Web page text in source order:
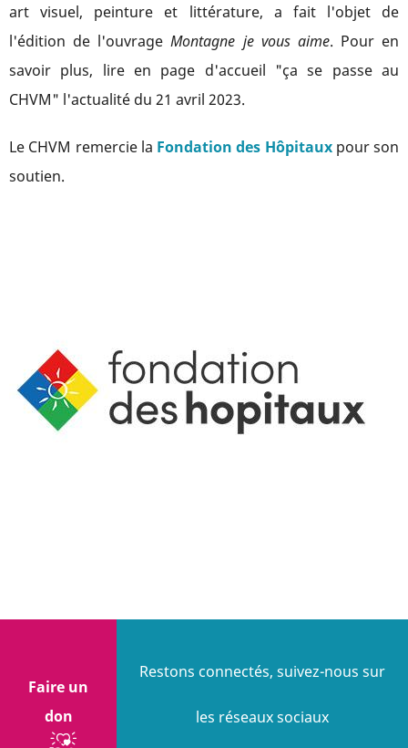
art visuel, peinture et littérature, a fait l'objet de
l'édition de l'ouvrageMontagne je vous aime. Pour en
savoir plus, lire en page d'accueil "ça se passe au
CHVM" l'actualité du 21 avril 2023.
Le CHVM remercie la Fondation des Hôpitauxpour son
soutien.
Faire un
don
Restons connectés, suivez-nous sur
les réseaux sociaux